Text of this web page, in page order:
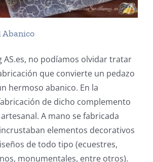
Abanico
AS.es, no podíamos olvidar tratar
que convierte un pedazo
hermoso abanico. En la
de dicho complemento
A mano se fabricada
elementos decorativos
de todo tipo (ecuestres,
monumentales, entre otros).